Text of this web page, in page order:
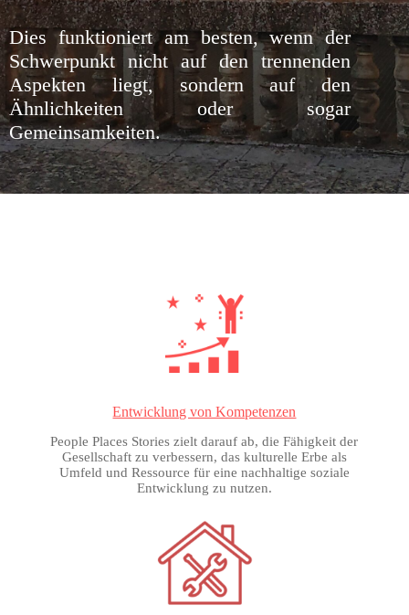
Dies funktioniert am besten, wenn der
Schwerpunkt nicht auf den trennenden
Aspekten liegt, sondern auf den
Ähnlichkeiten oder sogar
Gemeinsamkeiten.
Entwicklung von Kompetenzen
People Places Stories zielt darauf ab, die Fähigkeit der
Gesellschaft zu verbessern, das kulturelle Erbe als
Umfeld und Ressource für eine nachhaltige soziale
Entwicklung zu nutzen.